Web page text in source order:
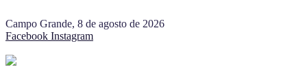
Campo Grande, 8 de agosto de 2026
Facebook Instagram